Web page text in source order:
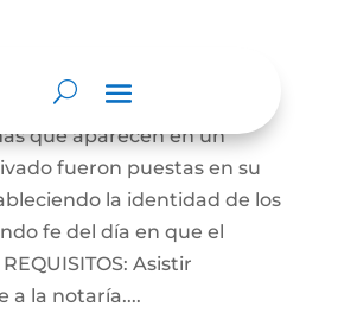
da testimonio escrito
que aparecen en un
fueron puestas en su
la identidad de los
fe del día en que el
Asistir
a la notaría....